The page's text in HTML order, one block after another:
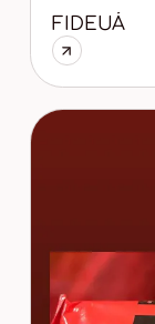
FIDEUÁ